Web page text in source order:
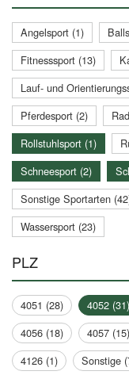
Angelsport (1)
Fitnesssport (13)
Lauf- und
Pferdesport (2)
Rollstuhlsport (1)
Schneesport (2)
Sonstige Sportarten
Wassersport (23)
PLZ
4051 (28) 4052 (31)
4056 (18)
4057 (15)
4126 (1)
Sonstige